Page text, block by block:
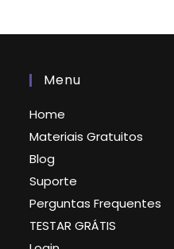
Menu
Home
Materiais Gratuitos
Blog
Suporte
Perguntas Frequentes
TESTAR GRÁTIS